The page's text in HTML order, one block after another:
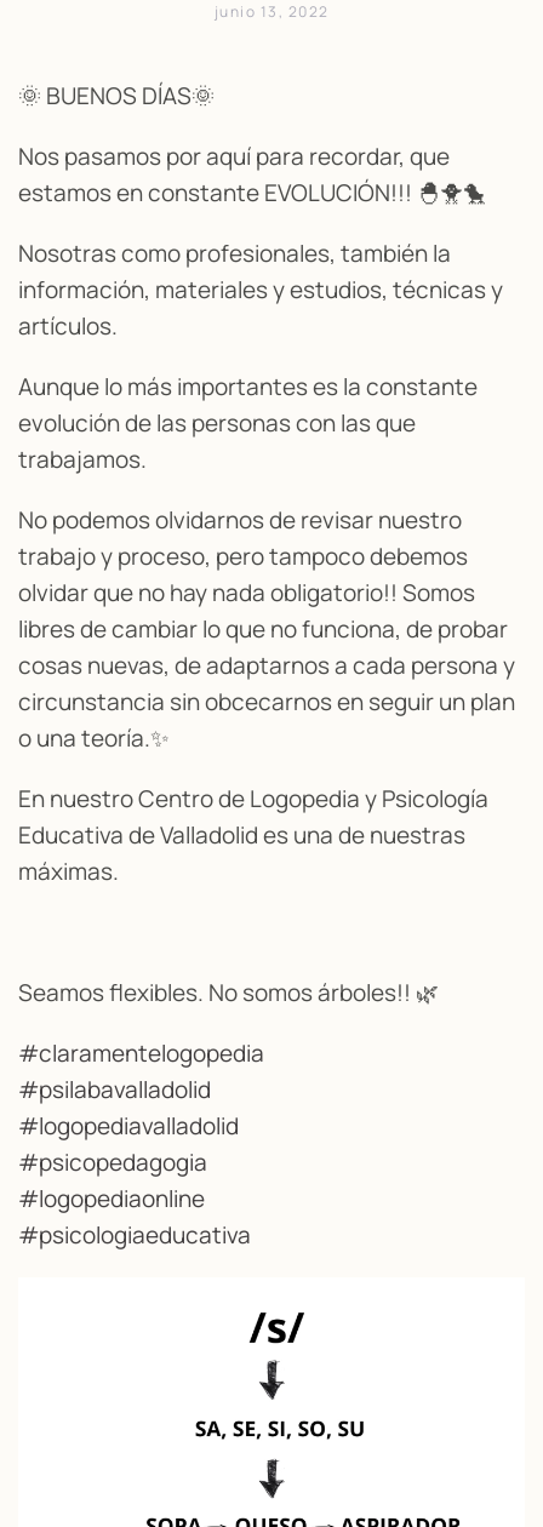
junio 13, 2022
🌞 BUENOS DÍAS🌞
Nos pasamos por aquí para recordar, que
estamos en constante EVOLUCIÓN!!! 🐣🐥🐤
Nosotras como profesionales, también la
información, materiales y estudios, técnicas y
artículos.
Aunque lo más importantes es la constante
evolución de las personas con las que
trabajamos.
No podemos olvidarnos de revisar nuestro
trabajo y proceso, pero tampoco debemos
olvidar que no hay nada obligatorio!! Somos
libres de cambiar lo que no funciona, de probar
cosas nuevas, de adaptarnos a cada persona y
circunstancia sin obcecarnos en seguir un plan
o una teoría.✨
En nuestro Centro de Logopedia y Psicología
Educativa de Valladolid es una de nuestras
máximas.
Seamos flexibles. No somos árboles!! 🌿
#claramentelogopedia
#psilabavalladolid
#logopediavalladolid
#psicopedagogia
#logopediaonline
#psicologiaeducativa